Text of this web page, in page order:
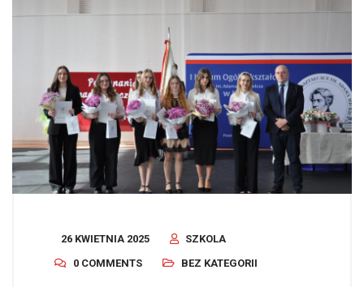
26 KWIETNIA 2025
SZKOLA
0 COMMENTS
BEZ KATEGORII